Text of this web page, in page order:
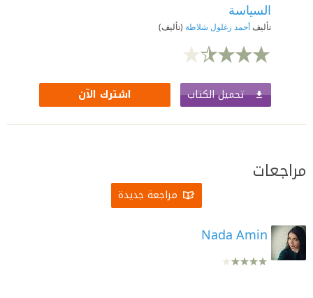
السياسة
تأليفأحمد زغلول شلاطة (تأليف)
تحميل الكتاب اشترك الآن
مراجعات
مراجعة جديدة
Nada Amin